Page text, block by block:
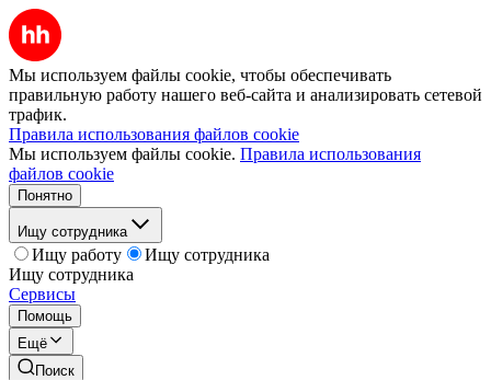
Мы используем файлы cookie, чтобы обеспечивать
правильную работу нашего веб-сайта и анализировать сетевой
трафик.
Правила использования файлов cookie
Мы используем файлы cookie. Правила использования
файлов cookie
Понятно
Ищу сотрудника
Ищу работу
Ищу сотрудника
Ищу сотрудника
Сервисы
Помощь
Ещё
Поиск